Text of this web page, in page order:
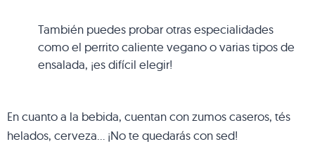
También puedes probar otras especialidades
como el perrito caliente vegano o varias tipos de
ensalada, ¡es difícil elegir!
En cuanto a la bebida, cuentan con zumos caseros, tés
helados, cerveza… ¡No te quedarás con sed!